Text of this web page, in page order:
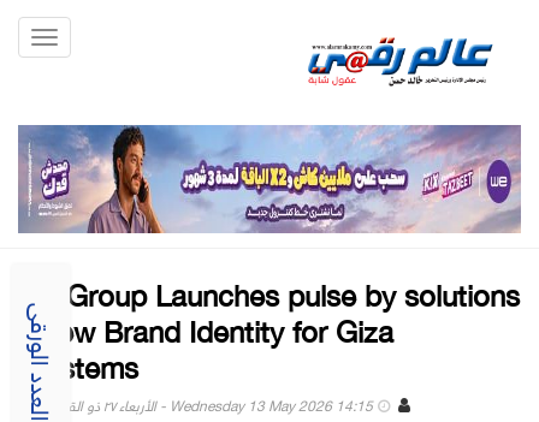
العدد الورقى
stc Group Launches pulse by solutions
- New Brand Identity for Giza
Systems
Wednesday 13 May 2026 14:15 - الأربعاء ٢٧ ذو القعدة ١٤٤٧